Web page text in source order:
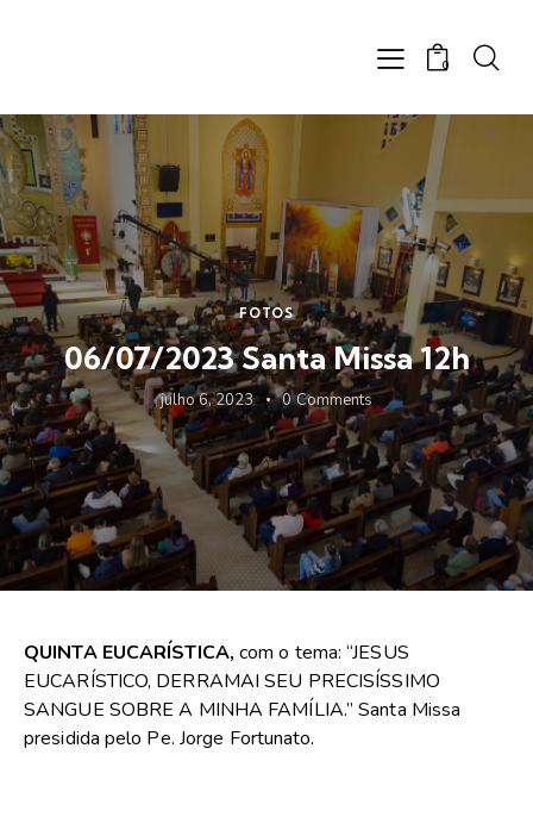
0
FOTOS
06/07/2023 Santa Missa 12h
julho 6, 2023 0 Comments
QUINTA EUCARÍSTICA, com o tema: “JESUS
EUCARÍSTICO, DERRAMAI SEU PRECISÍSSIMO
SANGUE SOBRE A MINHA FAMÍLIA.” Santa Missa
presidida pelo Pe. Jorge Fortunato.